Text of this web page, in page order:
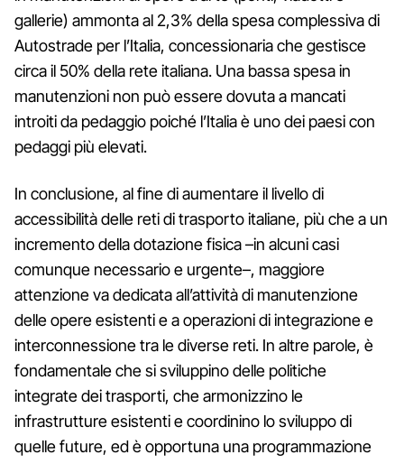
gallerie) ammonta al 2,3% della spesa complessiva di
Autostrade per l’Italia, concessionaria che gestisce
circa il 50% della rete italiana. Una bassa spesa in
manutenzioni non può essere dovuta a mancati
introiti da pedaggio poiché l’Italia è uno dei paesi con
pedaggi più elevati.
In conclusione, al fine di aumentare il livello di
accessibilità delle reti di trasporto italiane, più che a un
incremento della dotazione fisica –in alcuni casi
comunque necessario e urgente–, maggiore
attenzione va dedicata all’attività di manutenzione
delle opere esistenti e a operazioni di integrazione e
interconnessione tra le diverse reti. In altre parole, è
fondamentale che si sviluppino delle politiche
integrate dei trasporti, che armonizzino le
infrastrutture esistenti e coordinino lo sviluppo di
quelle future, ed è opportuna una programmazione